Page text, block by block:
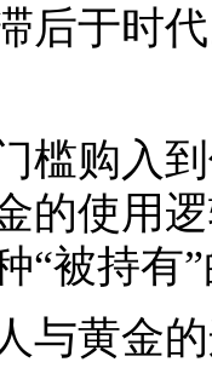
后于时代
槛购入
的使用
“被持有
与黄金